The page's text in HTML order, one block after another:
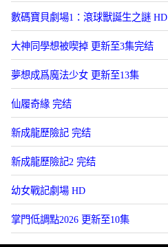
數碼寶貝劇場1：滾球獸誕生之謎 HD
大神同學想被喫掉 更新至3集完结
夢想成爲魔法少女 更新至13集
仙履奇緣 完结
新成龍歷險記 完结
新成龍歷險記2 完结
幼女戰記劇場 HD
掌門低調點2026 更新至10集